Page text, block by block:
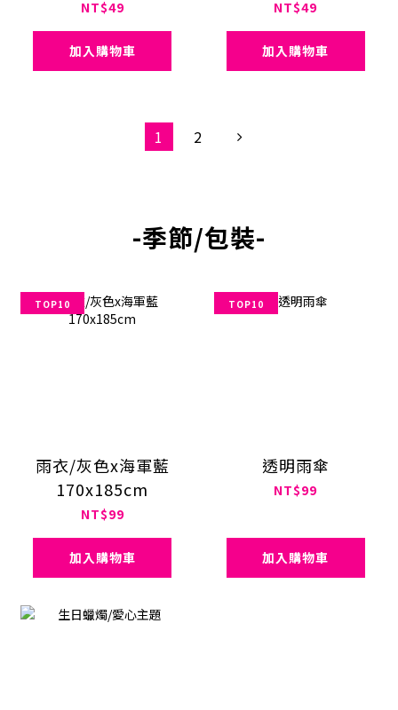
NT$49
加入購物車
NT$49
加入購物車
1 2
-季節/包裝-
TOP10
雨衣/灰色x海軍藍
170x185cm
NT$99
加入購物車
TOP10
透明雨傘
NT$99
加入購物車